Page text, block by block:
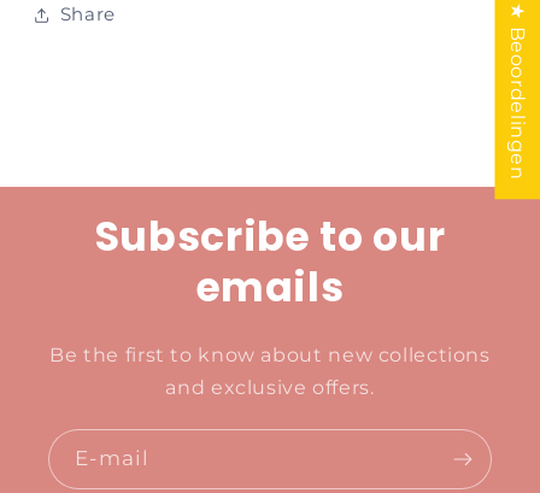
Share
Subscribe to our
emails
Be the first to know about new collections
and exclusive offers.
E‑mail
★ Beoordelingen